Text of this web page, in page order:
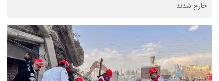
خارج شدند.